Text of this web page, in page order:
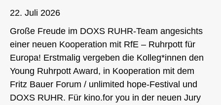
22. Juli 2026
Große Freude im DOXS RUHR-Team angesichts
einer neuen Kooperation mit RfE – Ruhrpott für
Europa! Erstmalig vergeben die Kolleg*innen den
Young Ruhrpott Award, in Kooperation mit dem
Fritz Bauer Forum / unlimited hope-Festival und
DOXS RUHR. Für kino.for you in der neuen Jury